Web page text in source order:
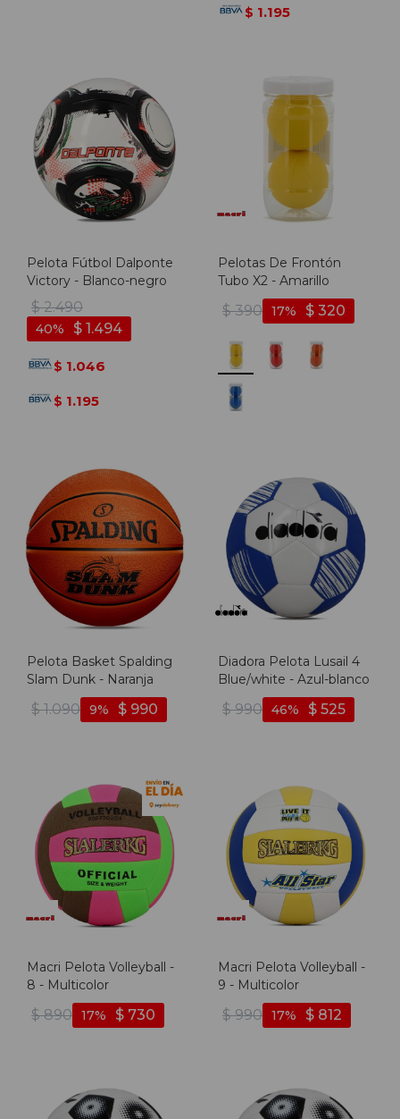
$ 1.195
Pelota Fútbol Dalponte
Victory - Blanco-negro
$ 2.490
$ 1.494
40
$ 1.046
$ 1.195
Pelotas De Frontón
Tubo X2 - Amarillo
$ 390 $ 320
17
Pelota Basket Spalding
Slam Dunk - Naranja
$ 1.090 $ 990
9
Diadora Pelota Lusail 4
Blue/white - Azul-blanco
$ 990 $ 525
46
Macri Pelota Volleyball -
8 - Multicolor
$ 890 $ 730
17
Macri Pelota Volleyball -
9 - Multicolor
$ 990 $ 812
17